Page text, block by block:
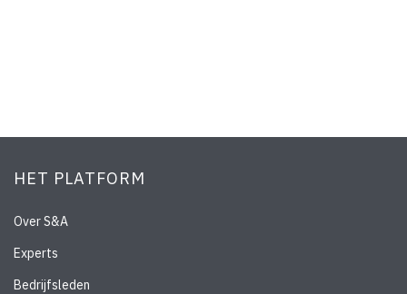
HET PLATFORM
Over S&A
Experts
Bedrijfsleden